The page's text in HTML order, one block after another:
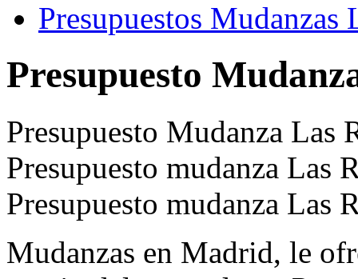
Presupuestos Mudanzas
Presupuesto
Presupuesto Mudanza Las
Presupuesto mudanza Las
Presupuesto mudanza Las
Mudanzas en Madrid, le